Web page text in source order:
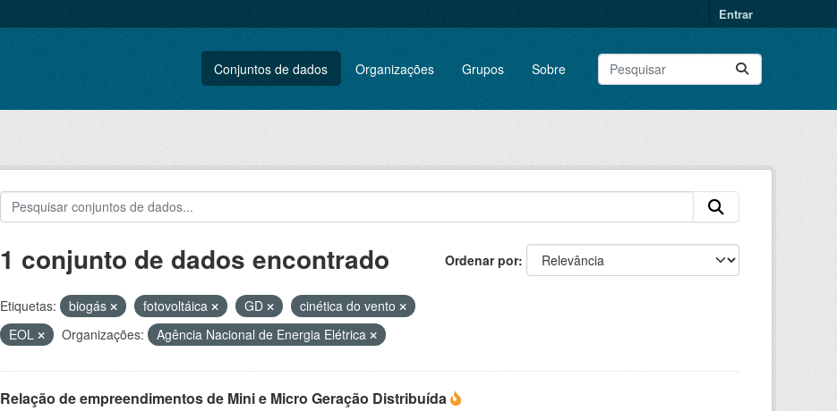
Entrar
Conjuntos de dados Organizações Grupos Sobre
Ordenar por
1 conjunto de dados encontrado
Etiquetas: biogás fotovoltáica GD
cinética do vento
EOL
Organizações: Agência Nacional de Energia Elétrica
Relação de empreendimentos de Mini e Micro Geração Distribuída